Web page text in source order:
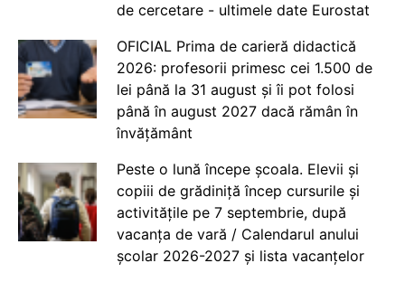
de cercetare - ultimele date Eurostat
OFICIAL Prima de carieră didactică
2026: profesorii primesc cei 1.500 de
lei până la 31 august și îi pot folosi
până în august 2027 dacă rămân în
învățământ
Peste o lună începe școala. Elevii și
copiii de grădiniță încep cursurile și
activitățile pe 7 septembrie, după
vacanța de vară / Calendarul anului
școlar 2026-2027 și lista vacanțelor